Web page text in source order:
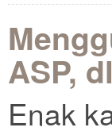
ASP,
Enak